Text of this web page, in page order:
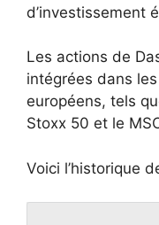
d’investissement
Les actions de
intégrées dans
européens, tels
Stoxx 50 et le
Voici l’historique